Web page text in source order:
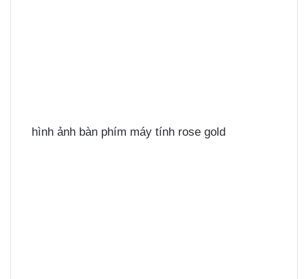
hình ảnh bàn phím máy tính rose gold